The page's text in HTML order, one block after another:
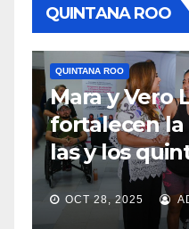
QUINTANA ROO
QUINTANA ROO
Mara y Vero
fortalecen la
las y los
OCT 28, 2025